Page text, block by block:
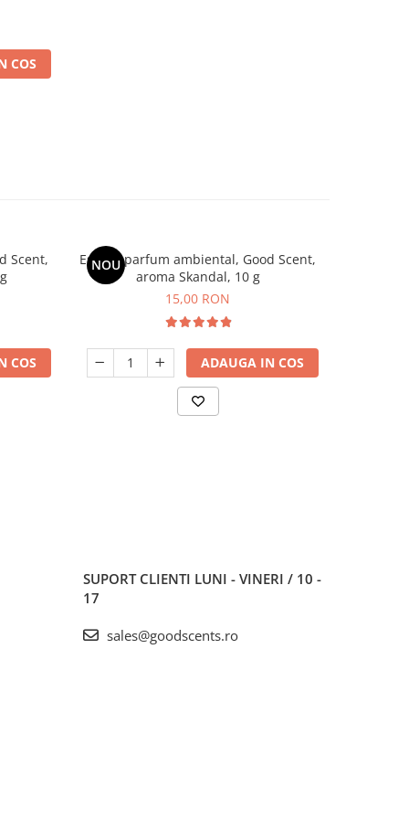
COS
Scent,
COS
NOU
Esenta parfum ambiental, Good Scent,
aroma Skandal, 10 g
15,00 RON
ADAUGA IN COS
SUPORT CLIENTI LUNI - VINERI / 10 -
17
sales@goodscents.ro